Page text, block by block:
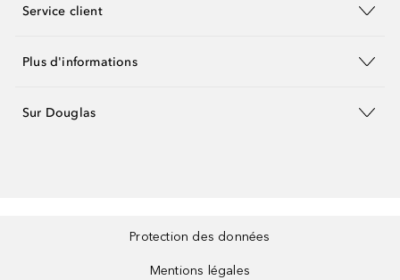
Service client
Plus d'informations
Sur Douglas
Protection des données
Mentions légales